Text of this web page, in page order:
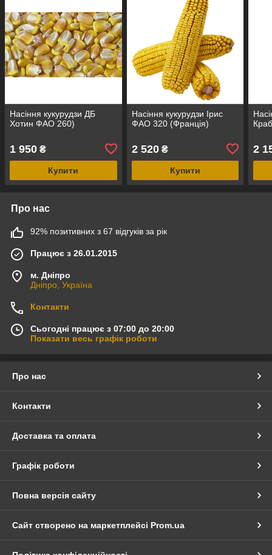
Насіння кукурудзи ДБ
Хотин ФАО 260)
1 950 ₴
Купити
Насіння кукурудзи Ірис
ФАО 320 (Франція)
2 520₴
Купити
2
Про нас
92% позитивних з 67 відгуків за рік
Працює з 26.01.2015
м. Дніпро
Дніпро, Україна
Контакти
Сьогодні працює з 07:00 до 20:00
Показати весь графік роботи
Про нас
Контакти
Доставка та оплата
Графік роботи
Повна версія сайту
Сайт створено на маркетплейсі Prom.ua